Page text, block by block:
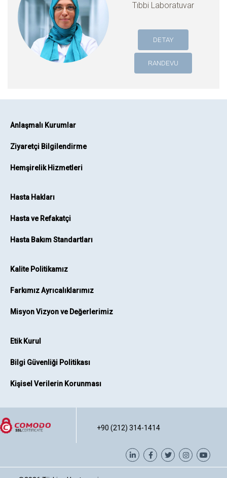
Tıbbi Laboratuvar
DETAY
RANDEVU
Anlaşmalı Kurumlar
Ziyaretçi Bilgilendirme
Hemşirelik Hizmetleri
Hasta Hakları
Hasta ve Refakatçi
Hasta Bakım Standartları
Kalite Politikamız
Farkımız Ayrıcalıklarımız
Misyon Vizyon ve Değerlerimiz
Etik Kurul
Bilgi Güvenliği Politikası
Kişisel Verilerin Korunması
+90 (212) 314-1414